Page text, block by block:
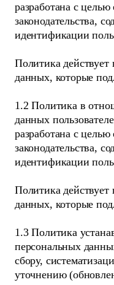
разработана с
законодательства,
идентификации
Политика
данных, которые
1.2 Политика в
данных
разработана с
законодательства,
идентификации
Политика
данных, которые
1.3 Политика
персональных
сбору,
уточнению